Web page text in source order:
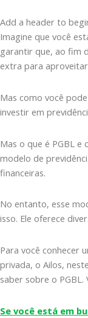
Add a header to
Imagine que você
garantir que, ao fim
extra para
Mas como você
investir em
Mas o que é PGBL e
modelo de
financeiras.
No entanto, esse
isso. Ele oferece
Para você conhecer
privada, o Ailos,
saber sobre o PGBL.
Se você está em